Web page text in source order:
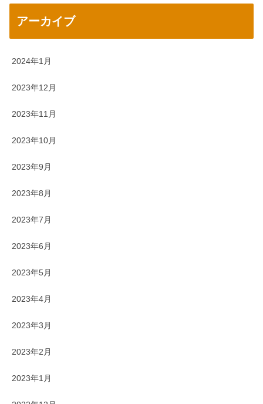
アーカイブ
2024年1月
2023年12月
2023年11月
2023年10月
2023年9月
2023年8月
2023年7月
2023年6月
2023年5月
2023年4月
2023年3月
2023年2月
2023年1月